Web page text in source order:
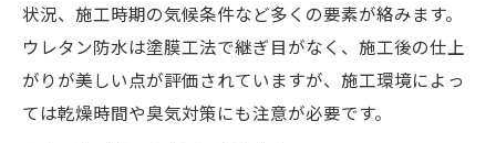
状況、施工時期の気候条件など多くの要素が絡みます。
ウレタン防水は塗膜工法で継ぎ目がなく、施工後の仕上
がりが美しい点が評価されていますが、施工環境によっ
ては乾燥時間や臭気対策にも注意が必要です。